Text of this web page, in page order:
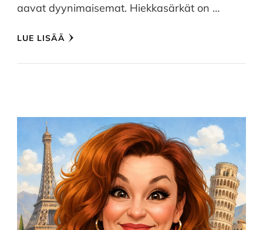
aavat dyynimaisemat. Hiekkasärkät on …
LUE LISÄÄ